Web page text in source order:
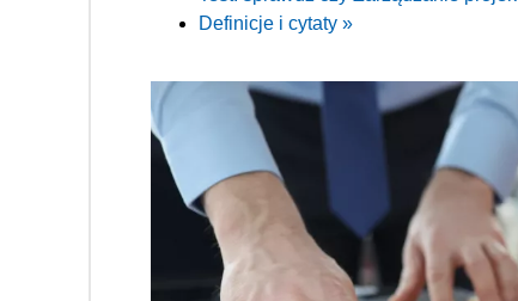
Definicje i cytaty »